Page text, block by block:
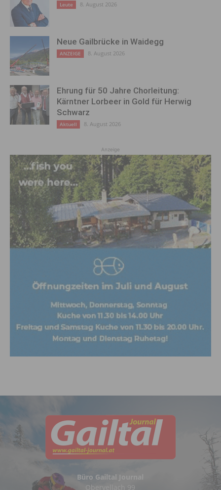
Leute 8. August 2026
Neue Gailbrücke in Waidegg
ANZEIGE 8. August 2026
Ehrung für 50 Jahre Chorleitung:
Kärntner Lorbeer in Gold für Herwig
Schwarz
Aktuell 8. August 2026
Anzeige
Büro Gailtal Journal
Obervellach 99